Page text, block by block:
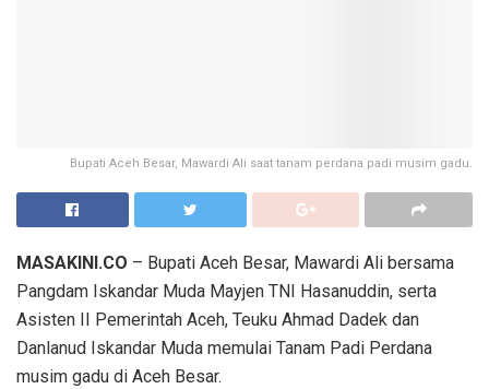
Bupati Aceh Besar, Mawardi Ali saat tanam perdana padi musim gadu.
MASAKINI.CO – Bupati Aceh Besar, Mawardi Ali bersama
Pangdam Iskandar Muda Mayjen TNI Hasanuddin, serta
Asisten II Pemerintah Aceh, Teuku Ahmad Dadek dan
Danlanud Iskandar Muda memulai Tanam Padi Perdana
musim gadu di Aceh Besar.